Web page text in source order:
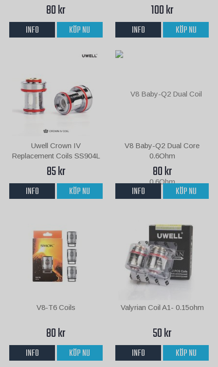
80 kr
INFO KÖP NU
100 kr
INFO KÖP NU
Uwell Crown IV
Replacement Coils SS904L
0.2Ohm
85 kr
INFO KÖP NU
V8 Baby-Q2 Dual Core
0.6Ohm
80 kr
INFO KÖP NU
V8-T6 Coils
80 kr
INFO KÖP NU
Valyrian Coil A1- 0.15ohm
50 kr
INFO KÖP NU